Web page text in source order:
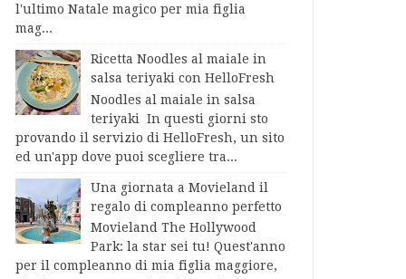
l'ultimo Natale magico per mia figlia
mag...
Ricetta Noodles al maiale in
salsa teriyaki con HelloFresh
Noodles al maiale in salsa
teriyaki In questi giorni sto
provando il servizio di HelloFresh, un sito
ed un'app dove puoi scegliere tra...
Una giornata a Movieland il
regalo di compleanno perfetto
Movieland The Hollywood
Park: la star sei tu! Quest'anno
per il compleanno di mia figlia maggiore,